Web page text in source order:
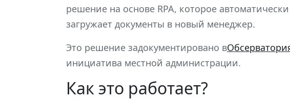
решение на основе RPA, которое
загружает документы в новый менеджер.
Это решение задокументировано в
инициатива местной администрации.
Как это работает?